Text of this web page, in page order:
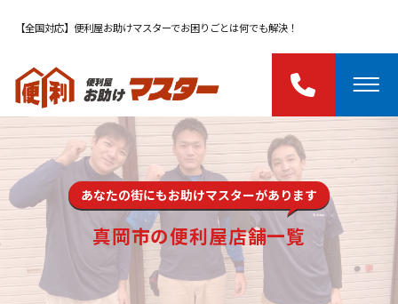
【全国対応】便利屋お助けマスターでお困りごとは何でも解決！
あなたの街にもお助けマスターがあります
真岡市の便利屋店舗一覧